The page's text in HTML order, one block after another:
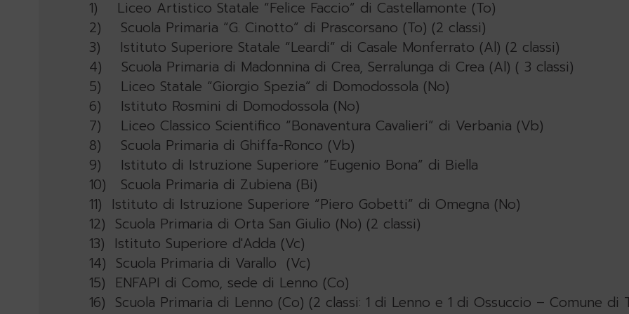
1) Liceo Artistico Statale “Felice Faccio” di Castellamonte (To)
2) Scuola Primaria “G. Cinotto” di Prascorsano (To) (2 classi)
3) Istituto Superiore Statale “Leardi” di Casale Monferrato (Al) (2 classi)
4) Scuola Primaria di Madonnina di Crea, Serralunga di Crea (Al) ( 3 classi)
5) Liceo Statale “Giorgio Spezia” di Domodossola (No)
6) Istituto Rosmini di Domodossola (No)
7) Liceo Classico Scientifico “Bonaventura Cavalieri” di Verbania (Vb)
8) Scuola Primaria di Ghiffa-Ronco (Vb)
9) Istituto di Istruzione Superiore “Eugenio Bona” di Biella
10) Scuola Primaria di Zubiena (Bi)
11) Istituto di Istruzione Superiore “Piero Gobetti” di Omegna (No)
12) Scuola Primaria di Orta San Giulio (No) (2 classi)
13) Istituto Superiore d'Adda (Vc)
14) Scuola Primaria di Varallo (Vc)
15) ENFAPI di Como, sede di Lenno (Co)
16) Scuola Primaria di Lenno (Co) (2 classi: 1 di Lenno e 1 di Ossuccio – Comune di